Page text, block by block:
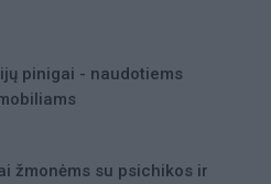
pinigai - naudotiems
žmonėms su psichikos ir